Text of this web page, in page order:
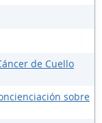
de Cuello
sobre